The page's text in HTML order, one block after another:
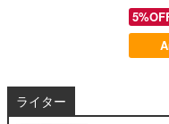
ライター